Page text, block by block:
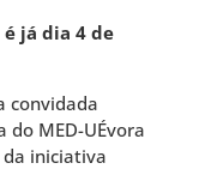
é já dia 4 de
convidada
do MED-UÉvora
iniciativa